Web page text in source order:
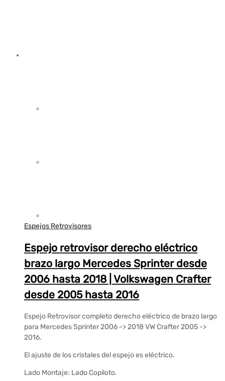
Espejos Retrovisores
Espejo retrovisor derecho eléctrico
brazo largo Mercedes Sprinter desde
2006 hasta 2018 | Volkswagen Crafter
desde 2005 hasta 2016
Espejo Retrovisor completo derecho eléctrico de brazo largo
para Mercedes Sprinter 2006 -> 2018 VW Crafter 2005 ->
2016.
El ajuste de los cristales del espejo es eléctrico.
Lado Montaje: Lado Copiloto.